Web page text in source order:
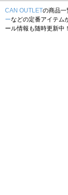
CAN OUTLETの商品一
ーなどの定番アイテム
ール情報も随時更新中